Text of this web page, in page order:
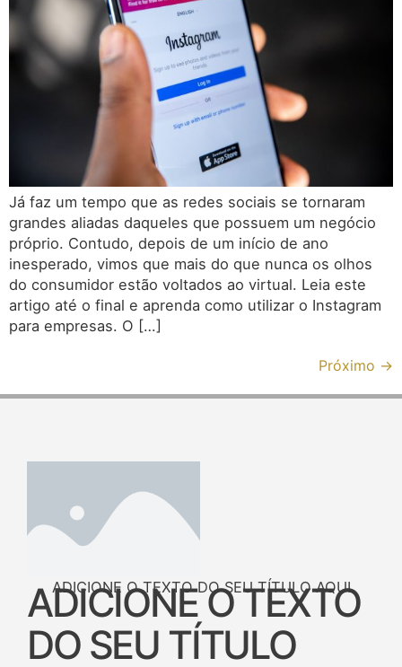
Já faz um tempo que as redes sociais se tornaram
grandes aliadas daqueles que possuem um negócio
próprio. Contudo, depois de um início de ano
inesperado, vimos que mais do que nunca os olhos
do consumidor estão voltados ao virtual. Leia este
artigo até o final e aprenda como utilizar o Instagram
para empresas. O […]
Próximo →
ADICIONE O TEXTO DO SEU TÍTULO AQUI
ADICIONE O TEXTO
DO SEU TÍTULO